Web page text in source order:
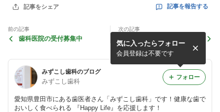
記事をシェア 記事を報告する
前の記事
歯科医院の受付募集中
次の記事
歯科衛生士募集中
みずこし歯科のブログ
みずこし歯科
愛知県豊田市にある歯医者さん「みずこし歯科」です！健康な歯で
おいしく食べられる 『Happy Life』を応援します！
気に入ったらフォロー
会員登録は不要です
フォロー